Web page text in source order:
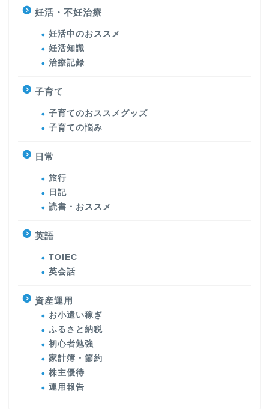
妊活・不妊治療
妊活中のおススメ
妊活知識
治療記録
子育て
子育てのおススメグッズ
子育ての悩み
日常
旅行
日記
読書・おススメ
英語
TOIEC
英会話
資産運用
お小遣い稼ぎ
ふるさと納税
初心者勉強
家計簿・節約
株主優待
運用報告